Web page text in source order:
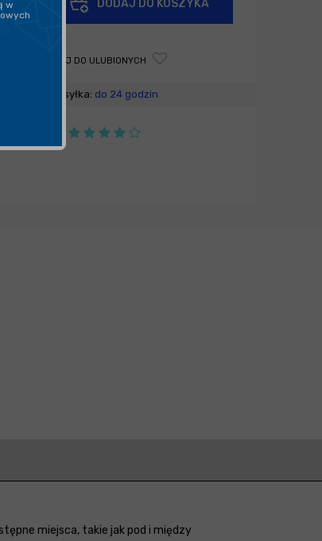
DODAJ DO KOSZYKA
DODAJ DO ULUBIONYCH
Wysyłka: do 24 godzin
miejsca, takie jak pod i między
w